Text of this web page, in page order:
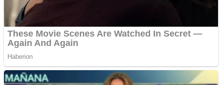
Cutit cositoare KUHN